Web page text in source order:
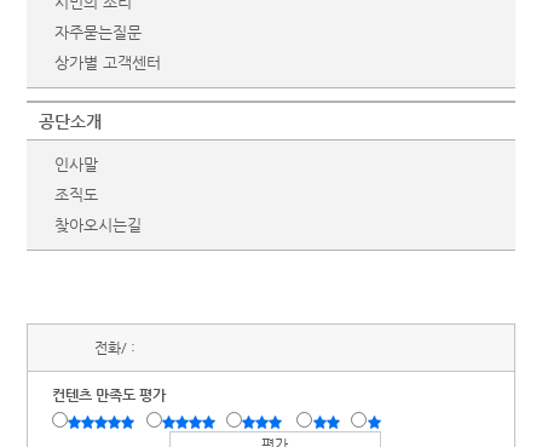
자주묻는질문
상가별 고객센터
공단소개
인사말
조직도
찾아오시는길
전화/ :
컨텐츠 만족도 평가